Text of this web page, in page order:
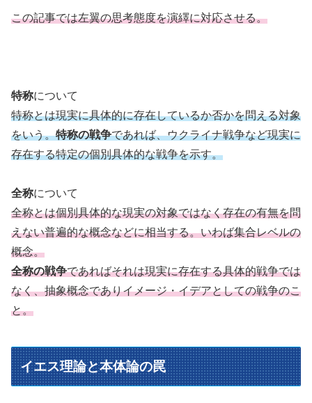
この記事では左翼の思考態度を演繹に対応させる。
特称について
特称とは現実に具体的に存在しているか否かを問える対象
をいう。特称の戦争であれば、ウクライナ戦争など現実に
存在する特定の個別具体的な戦争を示す。
全称について
全称とは個別具体的な現実の対象ではなく存在の有無を問
えない普遍的な概念などに相当する。いわば集合レベルの
概念。
全称の戦争であればそれは現実に存在する具体的戦争では
なく、抽象概念でありイメージ・イデアとしての戦争のこ
と。
イエス理論と本体論の罠